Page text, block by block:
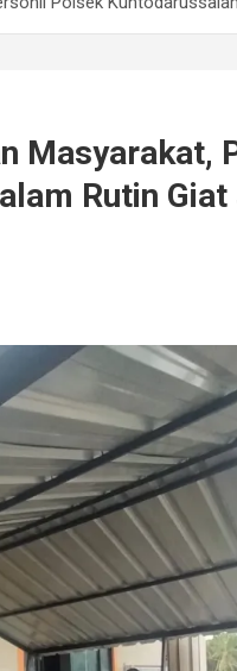
Masyarakat,
Rutin Giat